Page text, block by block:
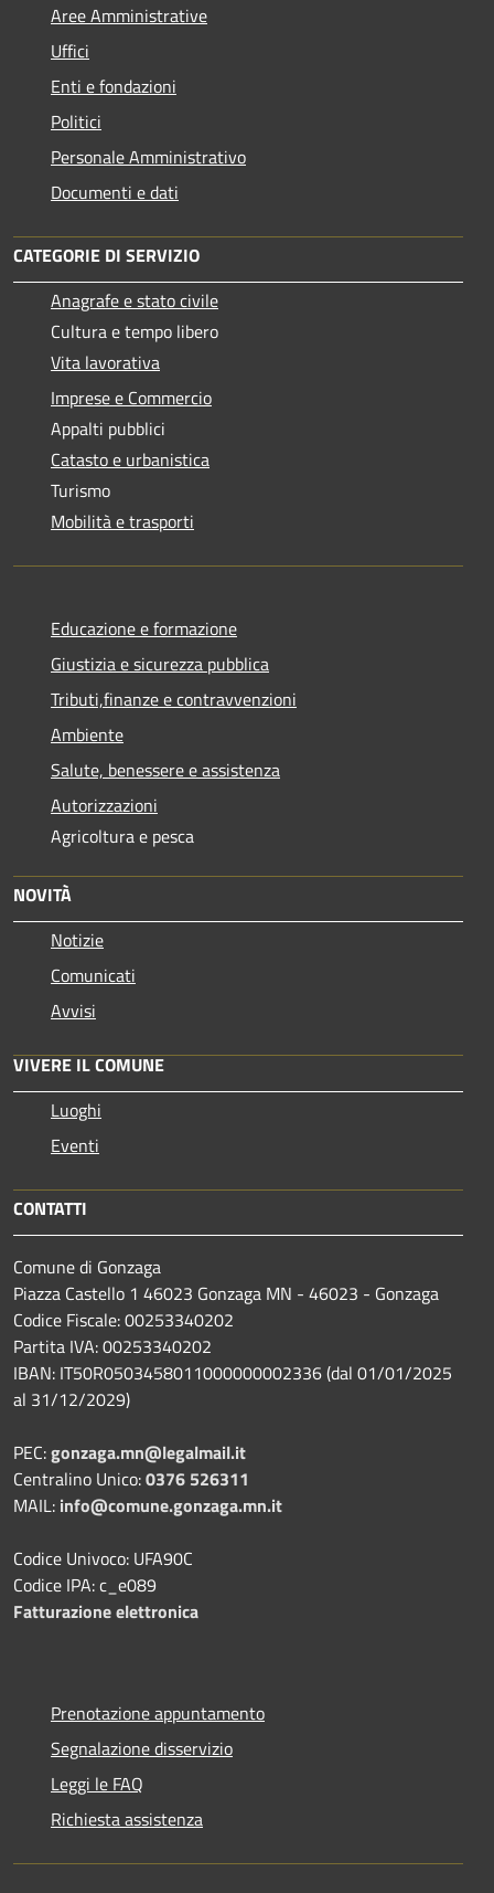
Aree Amministrative
Uffici
Enti e fondazioni
Politici
Personale Amministrativo
Documenti e dati
CATEGORIE DI SERVIZIO
Anagrafe e stato civile
Cultura e tempo libero
Vita lavorativa
Imprese e Commercio
Appalti pubblici
Catasto e urbanistica
Turismo
Mobilità e trasporti
Educazione e formazione
Giustizia e sicurezza pubblica
Tributi,finanze e contravvenzioni
Ambiente
Salute, benessere e assistenza
Autorizzazioni
Agricoltura e pesca
NOVITÀ
Notizie
Comunicati
Avvisi
VIVERE IL COMUNE
Luoghi
Eventi
CONTATTI
Comune di Gonzaga
Piazza Castello 1 46023 Gonzaga MN - 46023 - Gonzaga
Codice Fiscale: 00253340202
Partita IVA: 00253340202
IBAN: IT50R0503458011000000002336 (dal 01/01/2025
al 31/12/2029)
PEC:gonzaga.mn@legalmail.it
Centralino Unico:0376 526311
MAIL: info@comune.gonzaga.mn.it
Codice Univoco: UFA90C
Codice IPA: c_e089
Fatturazione elettronica
Prenotazione appuntamento
Segnalazione disservizio
Leggi le FAQ
Richiesta assistenza